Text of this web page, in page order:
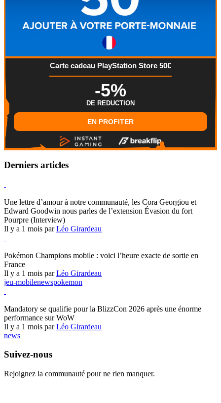
Carte cadeau PlayStation Store 50€
-5%
DE REDUCTION
EN PROFITER
Derniers articles
Une lettre d’amour à notre communauté, les Cora Georgiou et
Edward Goodwin nous parles de l’extension Évasion du fort
Pourpre (Interview)
Il y a 1 mois parLéo Girardeau
Pokémon Champions mobile : voici l’heure exacte de sortie en
France
Il y a 1 mois parLéo Girardeau
jeu-mobilenewspokemon
Mandatory se qualifie pour la BlizzCon 2026 après une énorme
performance sur WoW
Il y a 1 mois parLéo Girardeau
news
Suivez-nous
Rejoignez la communauté pour ne rien manquer.